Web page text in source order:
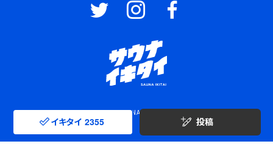
イキタイ 2355 投稿
© SAUNA IKITAI